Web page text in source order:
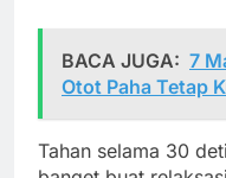
BACA JUGA: 7
Otot Paha Tetap
Tahan selama 30